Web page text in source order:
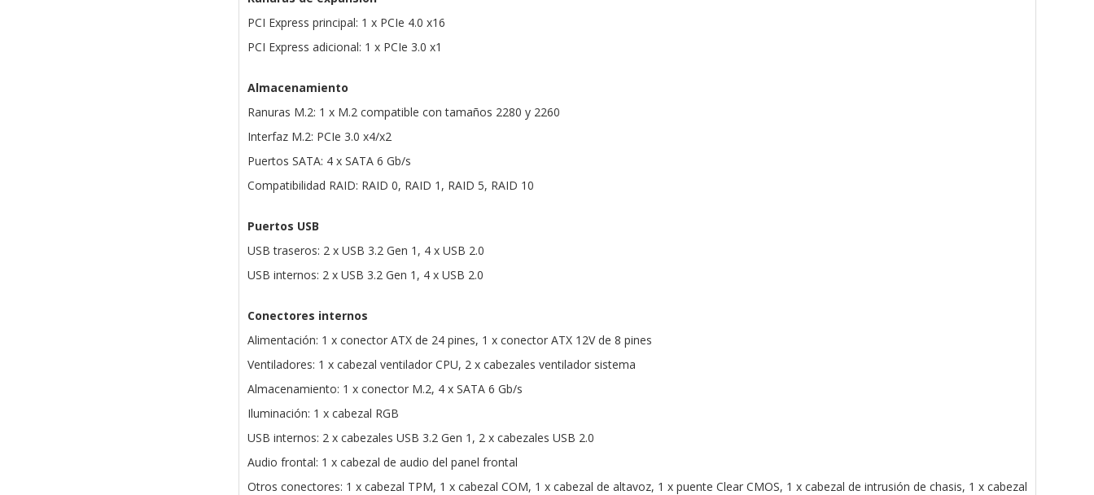
PCI Express principal: 1 x PCIe 4.0 x16
PCI Express adicional: 1 x PCIe 3.0 x1
Almacenamiento
Ranuras M.2: 1 x M.2 compatible con tamaños 2280 y 2260
Interfaz M.2: PCIe 3.0 x4/x2
Puertos SATA: 4 x SATA 6 Gb/s
Compatibilidad RAID: RAID 0, RAID 1, RAID 5, RAID 10
Puertos USB
USB traseros: 2 x USB 3.2 Gen 1, 4 x USB 2.0
USB internos: 2 x USB 3.2 Gen 1, 4 x USB 2.0
Conectores internos
Alimentación: 1 x conector ATX de 24 pines, 1 x conector ATX 12V de 8 pines
Ventiladores: 1 x cabezal ventilador CPU, 2 x cabezales ventilador sistema
Almacenamiento: 1 x conector M.2, 4 x SATA 6 Gb/s
Iluminación: 1 x cabezal RGB
USB internos: 2 x cabezales USB 3.2 Gen 1, 2 x cabezales USB 2.0
Audio frontal: 1 x cabezal de audio del panel frontal
Otros conectores: 1 x cabezal TPM, 1 x cabezal COM, 1 x cabezal de altavoz, 1 x puente Clear CMOS, 1 x cabezal de intrusión de chasis, 1 x cabezal